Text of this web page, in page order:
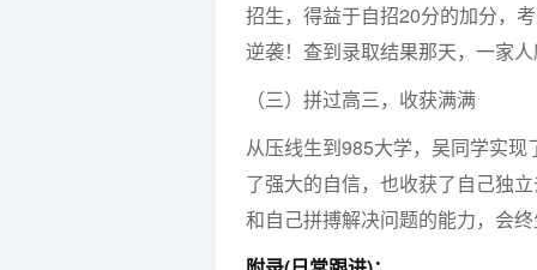
招生，得益于自招20分的加分，
逆袭！查到录取结果那天，一家
（三）拼过高三，收获满满
从压线生到985大学，吴同学实
了强大的自信，也收获了自己独
和自己拼搏解决问题的能力，会